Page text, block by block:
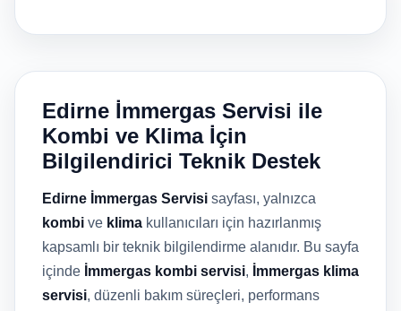
Edirne İmmergas Servisi ile
Kombi ve Klima İçin
Bilgilendirici Teknik Destek
Edirne İmmergas Servisi sayfası, yalnızca
kombi ve klima kullanıcıları için hazırlanmış
kapsamlı bir teknik bilgilendirme alanıdır. Bu sayfa
içinde İmmergas kombi servisi, İmmergas klima
servisi, düzenli bakım süreçleri, performans